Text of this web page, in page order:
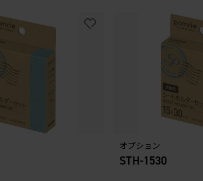
オプション
STH-1530